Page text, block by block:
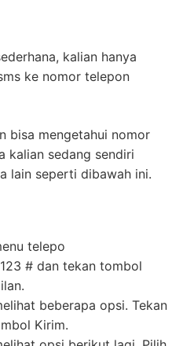
kalian hanya
ke nomor telepon
bisa mengetahui nomor
kalian sedang sendiri
lain seperti dibawah ini.
telepo
# dan tekan tombol
beberapa opsi. Tekan
Kirim.